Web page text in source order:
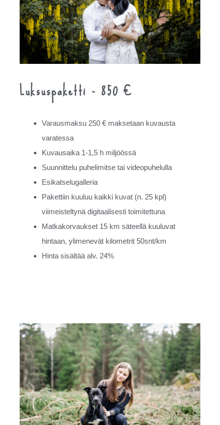
Luksuspaketti - 850 €
Varausmaksu 250 € maksetaan kuvausta
varatessa
Kuvausaika 1-1,5 h miljöössä
Suunnittelu puhelimitse tai videopuhelulla
Esikatselugalleria
Pakettiin kuuluu kaikki kuvat (n. 25 kpl)
viimeisteltynä digitaalisesti toimitettuna
Matkakorvaukset 15 km säteellä kuuluvat
hintaan, ylimenevät kilometrit 50snt/km
Hinta sisältää alv. 24%